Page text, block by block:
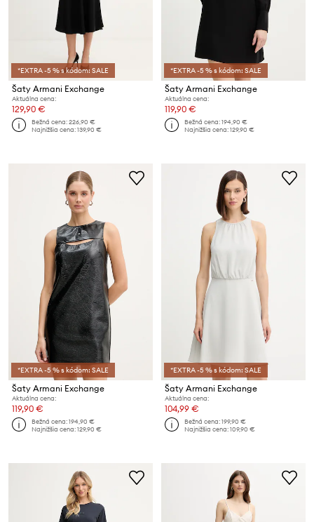
*EXTRA -5 % s kódom: SALE
Šaty Armani Exchange
Aktuálna cena:
129,90 €
Bežná cena:226,90 €
Najnižšia cena:139,90 €
*EXTRA -5 % s kódom: SALE
Šaty Armani Exchange
Aktuálna cena:
119,90 €
Bežná cena:194,90 €
Najnižšia cena:129,90 €
*EXTRA -5 % s kódom: SALE
Šaty Armani Exchange
Aktuálna cena:
119,90 €
Bežná cena:194,90 €
Najnižšia cena:129,90 €
*EXTRA -5 % s kódom: SALE
Šaty Armani Exchange
Aktuálna cena:
104,99 €
Bežná cena:199,90 €
Najnižšia cena:109,90 €